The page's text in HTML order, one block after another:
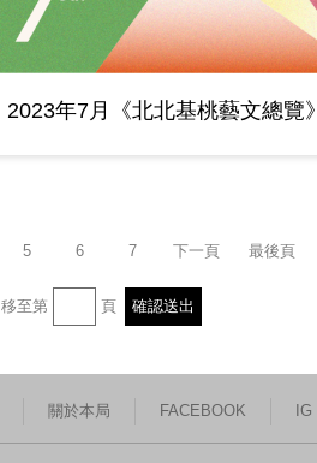
2023年7月《北北基桃藝文總覽》
5 6 7 下一頁 最後頁
移至第 頁
關於本局 FACEBOOK IG